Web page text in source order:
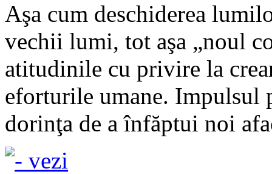
Aşa cum deschiderea
vechii lumi, tot aşa „noul
atitudinile cu privire la
eforturile umane. Impulsul
dorinţa de a înfăptui noi